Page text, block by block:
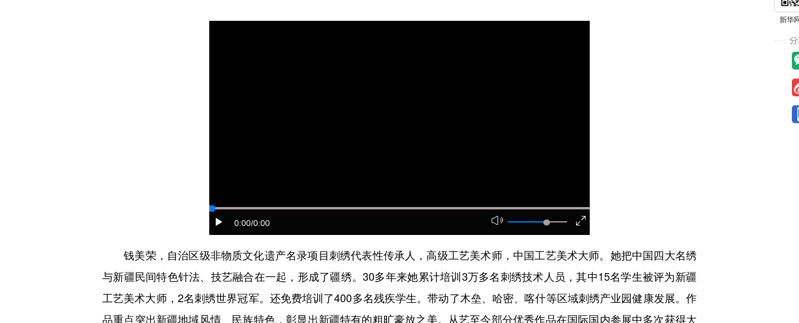
0:00/0:00
钱美荣，自治区级非物质文化遗产名录项目刺绣代表性传承人，高级工艺美术师，中国工艺美术大师。她把中国四大名绣
与新疆民间特色针法、技艺融合在一起，形成了疆绣。30多年来她累计培训3万多名刺绣技术人员，其中15名学生被评为新疆
工艺美术大师，2名刺绣世界冠军。还免费培训了400多名残疾学生。带动了木垒、哈密、喀什等区域刺绣产业园健康发展。作
品重点突出新疆地域风情、民族特色，彰显出新疆特有的粗旷豪放之美。从艺至今部分优秀作品在国际国内参展中多次获得大